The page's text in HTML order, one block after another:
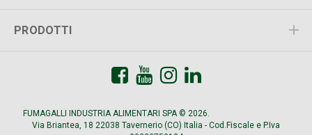
PRODOTTI
FUMAGALLI INDUSTRIA ALIMENTARI SPA © 2026.
Via Briantea, 18 22038 Tavernerio (CO) Italia - Cod.Fiscale e P.Iva